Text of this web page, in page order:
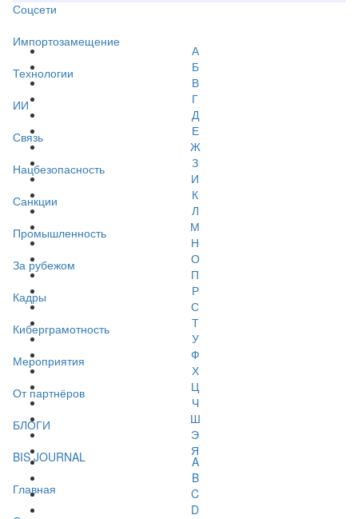
Соцсети
Импортозамещение
Технологии
ИИ
Связь
Нацбезопасность
Санкции
Промышленность
За рубежом
Кадры
Киберграмотность
Мероприятия
От партнёров
БЛОГИ
BIS JOURNAL
Главная
А
Б
В
Г
Д
Е
Ж
З
И
К
Л
М
Н
О
П
Р
С
Т
У
Ф
Х
Ц
Ч
Ш
Э
Я
A
B
C
D